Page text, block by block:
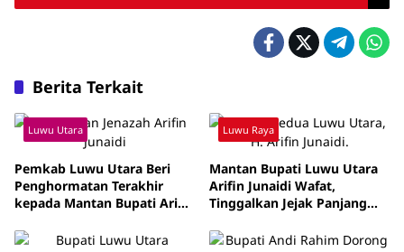
Berita Terkait
Luwu Utara
Pemkab Luwu Utara Beri
Penghormatan Terakhir
kepada Mantan Bupati Arifin
Luwu Raya
Mantan Bupati Luwu Utara
Arifin Junaidi Wafat,
Tinggalkan Jejak Panjang